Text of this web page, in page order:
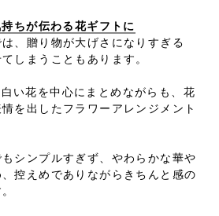
ちが伝わる花ギフトに
、贈り物が大げさになりすぎる
しまうこともあります。
い花を中心にまとめながらも、花
を出したフラワーアレンジメント
シンプルすぎず、やわらかな華や
控えめでありながらきちんと感の